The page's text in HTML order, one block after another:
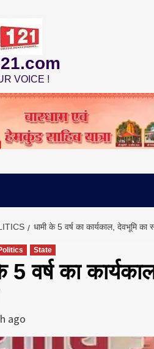
VOICE !
धामी के 5 वर्ष का कार्यकाल, देवभूमि का
State
5 वर्ष का
ago